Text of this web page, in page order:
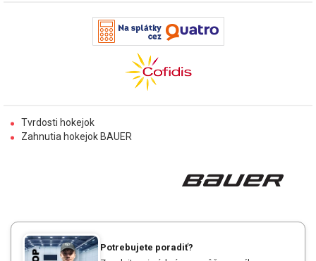
Tvrdosti hokejok
Zahnutia hokejok BAUER
Potrebujete poradiť?